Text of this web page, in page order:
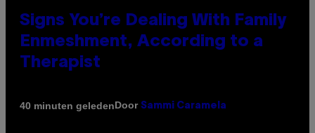
Signs You’re Dealing With Family
Enmeshment, According to a
Therapist
40 minuten geledenDoor Sammi Caramela